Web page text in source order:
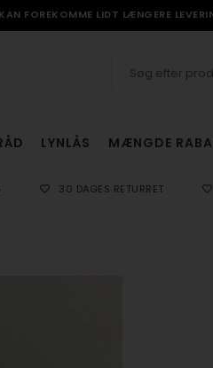
FOREKOMME LIDT LÆNGERE
LYNLÅS MÆNGDE
30 DAGES RETURRET